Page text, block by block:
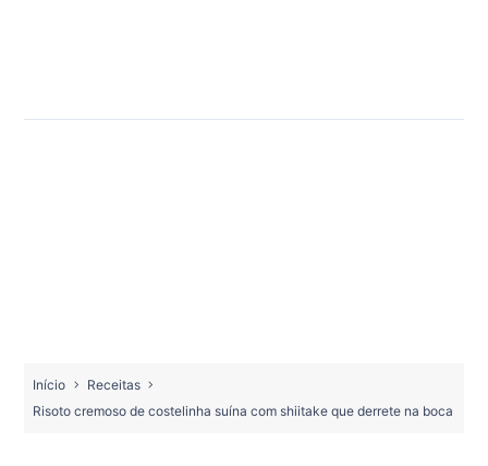
Início
Receitas
Risoto cremoso de costelinha suína com shiitake que derrete na boca